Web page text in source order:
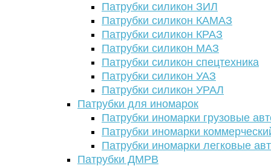
Патрубки силикон ЗИЛ
Патрубки силикон КАМАЗ
Патрубки силикон КРАЗ
Патрубки силикон МАЗ
Патрубки силикон спецтехника
Патрубки силикон УАЗ
Патрубки силикон УРАЛ
Патрубки для иномарок
Патрубки иномарки грузовые
Патрубки иномарки
Патрубки иномарки легковые
Патрубки ДМРВ